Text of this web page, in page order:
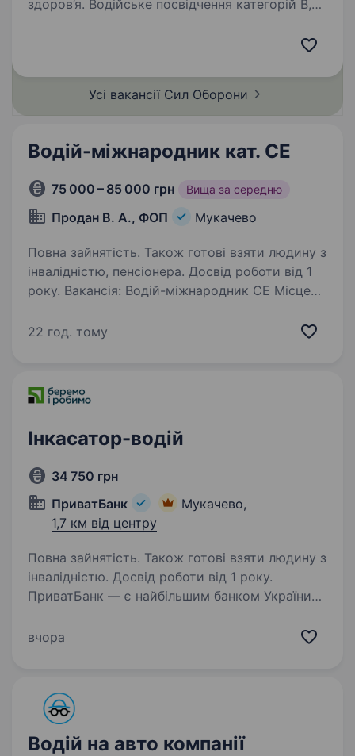
здоров’я. Водійське посвідчення категорій В,
Усі вакансії Сил Оборони
Водій-міжнародник кат. СE
75 000 – 85 000 грн Вища за середню
Продан В. А., ФОП Мукачево
Повна зайнятість. Також готові взяти людину з
інвалідністю, пенсіонера. Досвід роботи від 1
року. Вакансія: Водій-міжнародник СE Місце
Виконання міжнародних перевезень вантажів
Підтримання…
22 год. тому
Інкасатор-водій
34 750 грн
ПриватБанк
Мукачево,
1,7 км від центру
Повна зайнятість. Також готові взяти людину з
інвалідністю. Досвід роботи від 1 року.
ПриватБанк — є найбільшим банком України
Займає лідуючі позиції за всіма фінансовими
вчора
Водій на авто компанії